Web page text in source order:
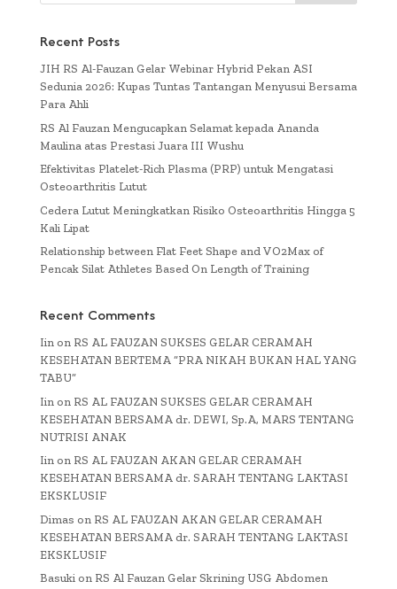
Recent Posts
JIH RS Al-Fauzan Gelar Webinar Hybrid Pekan ASI
Sedunia 2026: Kupas Tuntas Tantangan Menyusui Bersama
Para Ahli
RS Al Fauzan Mengucapkan Selamat kepada Ananda
Maulina atas Prestasi Juara III Wushu
Efektivitas Platelet-Rich Plasma (PRP) untuk Mengatasi
Osteoarthritis Lutut
Cedera Lutut Meningkatkan Risiko Osteoarthritis Hingga 5
Kali Lipat
Relationship between Flat Feet Shape and VO2Max of
Pencak Silat Athletes Based On Length of Training
Recent Comments
Iinon RS AL FAUZAN SUKSES GELAR CERAMAH
KESEHATAN BERTEMA “PRA NIKAH BUKAN HAL YANG
TABU”
Iin on RS AL FAUZAN SUKSES GELAR CERAMAH
KESEHATAN BERSAMA dr. DEWI, Sp.A, MARS TENTANG
NUTRISI ANAK
Iinon RS AL FAUZAN AKAN GELAR CERAMAH
KESEHATAN BERSAMA dr. SARAH TENTANG LAKTASI
EKSKLUSIF
Dimas on RS AL FAUZAN AKAN GELAR CERAMAH
KESEHATAN BERSAMA dr. SARAH TENTANG LAKTASI
EKSKLUSIF
Basukion RS Al Fauzan Gelar Skrining USG Abdomen